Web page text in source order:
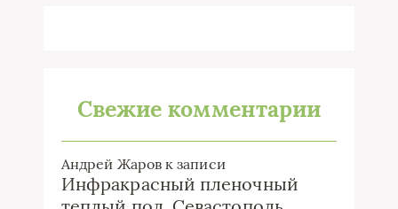
Свежие комментарии
Андрей Жаровк записи
Инфракрасный пленочный